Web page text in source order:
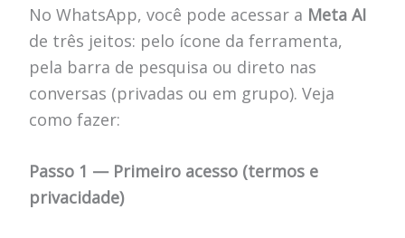
No WhatsApp, você pode acessar a Meta AI
de três jeitos: pelo ícone da ferramenta,
pela barra de pesquisa ou direto nas
conversas (privadas ou em grupo). Veja
como fazer:
Passo 1 — Primeiro acesso (termos e
privacidade)